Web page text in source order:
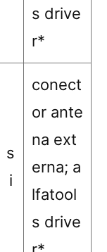
s drive
r*
s
i
conect
or ante
na ext
erna; a
lfatool
s drive